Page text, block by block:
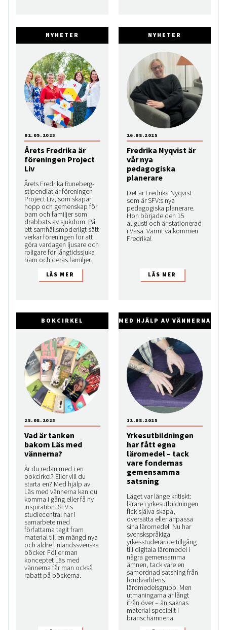
NYHETER
Årets Fredrika är
föreningen Project
Liv
Årets Fredrika Runeberg-
stipendiat är föreningen
Project Liv, som skapar
hopp och gemenskap för
barn och familjer som
drabbats av sjukdom. På
ett samhällsmoderligt sätt
verkar föreningen för att
göra vardagen ljusare och
roligare för långtidssjuka
barn och deras familjer.
02.09.2025
NYHETER
Fredrika Nyqvist är
vår nya
pedagogiska
planerare
Det är Fredrika Nyqvist
som är SFV:s nya
pedagogiska planerare.
Hon började den 15
augusti och är stationerad
i Vasa. Varmt välkommen
Fredrika!
26.08.2025
BOKCIRKEL
Vad är tanken
bakom Läs med
vännerna?
Är du redan med i en
bokcirkel? Eller vill du
starta en? Med hjälp av
Läs med vännerna kan du
komma i gång eller få ny
inspiration. SFV:s
studiecentral har i
samarbete med
författarna tagit fram
material till en mängd nya
och äldre finlandssvenska
böcker. Följer man
konceptet Läs med
vännerna får man också
rabatt på böckerna.
25.08.2025
MED HJÄLP AV VÄNNERNA
Yrkesutbildningen
har fått egna
läromedel – tack
vare fondernas
gemensamma
satsning
Läget var länge kritiskt:
lärare i yrkesutbildningen
fick själva skapa,
översätta eller anpassa
sina läromedel. Nu har
svenskspråkiga
yrkesstuderande tillgång
till digitala läromedel i
några gemensamma
ämnen, tack vare en
samordnad satsning från
fondvärldens
läromedelsgrupp. Men
utmaningarna är långt
ifrån över – än saknas
material speciellt i
branschämnena.
12.08.2025